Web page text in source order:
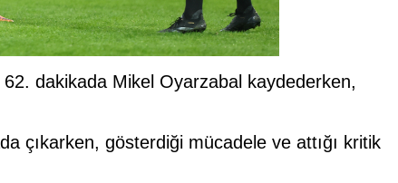
dakikada Mikel Oyarzabal kaydederken,
çıkarken, gösterdiği mücadele ve attığı kritik